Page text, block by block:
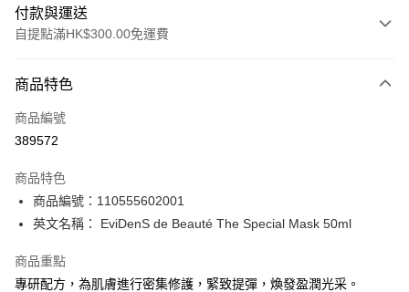
付款與運送
自提點滿HK$300.00免運費
信用卡
Apple Pay
PayMe
WeChat Pay
BoC Pay
商品特色
商品編號
389572
商品特色
商品編號：110555602001
英文名稱： EviDenS de Beauté The Special Mask 50ml
商品重點
專研配方，為肌膚進行密集修護，緊致提彈，煥發盈潤光采。